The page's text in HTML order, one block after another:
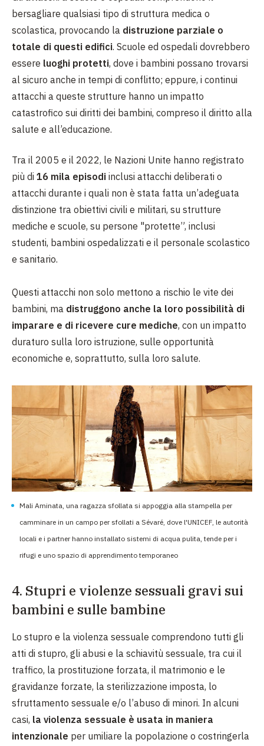
bersagliare qualsiasi tipo di struttura medica o
scolastica, provocando la distruzione parziale o
totale di questi edifici. Scuole ed ospedali dovrebbero
essere luoghi protetti, dove i bambini possano trovarsi
al sicuro anche in tempi di conflitto; eppure, i continui
attacchi a queste strutture hanno un impatto
catastrofico sui diritti dei bambini, compreso il diritto alla
salute e all’educazione.
Tra il 2005 e il 2022, le Nazioni Unite hanno registrato
più di 16 mila episodi inclusi attacchi deliberati o
attacchi durante i quali non è stata fatta un’adeguata
distinzione tra obiettivi civili e militari, su strutture
mediche e scuole, su persone "protette”, inclusi
studenti, bambini ospedalizzati e il personale scolastico
e sanitario.
Questi attacchi non solo mettono a rischio le vite dei
bambini, ma distruggono anche la loro possibilità di
imparare e di ricevere cure mediche, con un impatto
duraturo sulla loro istruzione, sulle opportunità
economiche e, soprattutto, sulla loro salute.
Mali Aminata, una ragazza sfollata si appoggia alla stampella per
camminare in un campo per sfollati a Sévaré, dove l'UNICEF, le autorità
locali e i partner hanno installato sistemi di acqua pulita, tende per i
rifugi e uno spazio di apprendimento temporaneo
4. Stupri e violenze sessuali gravi sui
bambini e sulle bambine
Lo stupro e la violenza sessuale comprendono tutti gli
atti di stupro, gli abusi e la schiavitù sessuale, tra cui il
traffico, la prostituzione forzata, il matrimonio e le
gravidanze forzate, la sterilizzazione imposta, lo
sfruttamento sessuale e/o l’abuso di minori. In alcuni
casi, la violenza sessuale è usata in maniera
intenzionale per umiliare la popolazione o costringerla